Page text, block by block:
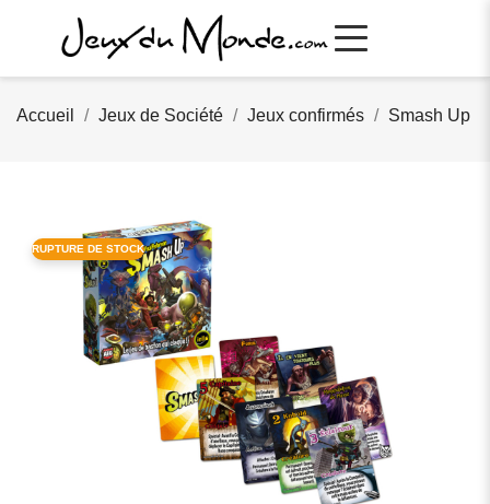
Accueil Jeux de Société Jeux confirmés Smash Up
RUPTURE DE STOCK